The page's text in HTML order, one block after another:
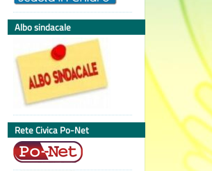
Albo sindacale
Rete Civica Po-Net